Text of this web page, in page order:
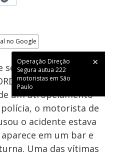
no Google
Operação Direção
Segura autua 222
motoristas em São
Paulo
segurança obtidas
podem ajudar a
um atropelamento
polícia, o motorista de
o acidente estava
em um bar e
Uma das vítimas